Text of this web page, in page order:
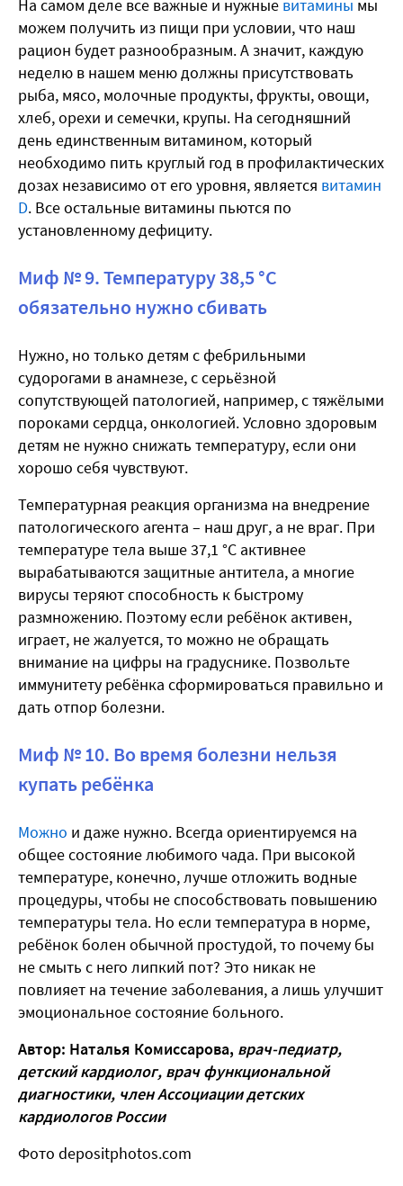
На самом деле все важные и нужные витамины мы
можем получить из пищи при условии, что наш
рацион будет разнообразным. А значит, каждую
неделю в нашем меню должны присутствовать
рыба, мясо, молочные продукты, фрукты, овощи,
хлеб, орехи и семечки, крупы. На сегодняшний
день единственным витамином, который
необходимо пить круглый год в профилактических
дозах независимо от его уровня, является витамин
D. Все остальные витамины пьются по
установленному дефициту.
Миф № 9. Температуру38,5 °С
обязательно нужно сбивать
Нужно, но только детям с фебрильными
судорогами в анамнезе, с серьёзной
сопутствующей патологией, например, с тяжёлыми
пороками сердца, онкологией. Условно здоровым
детям не нужно снижать температуру, если они
хорошо себя чувствуют.
Температурная реакция организма на внедрение
патологического агента – наш друг, а не враг. При
температуре тела выше 37,1 °С активнее
вырабатываются защитные антитела, а многие
вирусы теряют способность к быстрому
размножению. Поэтому если ребёнок активен,
играет, не жалуется, то можно не обращать
внимание на цифры на градуснике. Позвольте
иммунитету ребёнка сформироваться правильно и
дать отпор болезни.
Миф № 10. Во время болезни нельзя
купать ребёнка
Можно и даже нужно. Всегда ориентируемся на
общее состояние любимого чада. При высокой
температуре, конечно, лучше отложить водные
процедуры, чтобы не способствовать повышению
температуры тела. Но если температура в норме,
ребёнок болен обычной простудой, то почему бы
не смыть с него липкий пот? Это никак не
повлияет на течение заболевания, а лишь улучшит
эмоциональное состояние больного.
Автор: Наталья Комиссарова, врач-педиатр,
детский кардиолог, врач функциональной
диагностики, член Ассоциации детских
кардиологов России
Фото depositphotos.com